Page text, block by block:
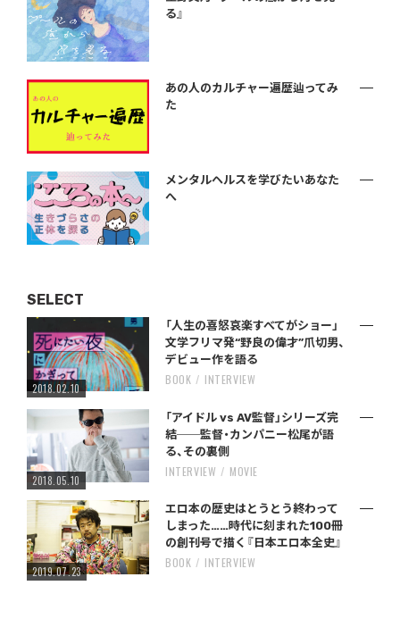
る』
あの人のカルチャー遍歴辿ってみ
た
メンタルヘルスを学びたいあなた
へ
SELECT
2018.02.10
「人生の喜怒哀楽すべてがショー」
文学フリマ発“野良の偉才”爪切男、
デビュー作を語る
BOOK INTERVIEW
2018.05.10
「アイドル vs AV監督」シリーズ完
結──監督・カンパニー松尾が語
る、その裏側
INTERVIEW MOVIE
2019.07.23
エロ本の歴史はとうとう終わって
しまった……時代に刻まれた100冊
の創刊号で描く『日本エロ本全史』
BOOK INTERVIEW